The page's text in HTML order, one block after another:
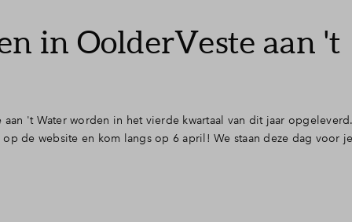
in OolderVeste aan 't
't Water worden in het vierde kwartaal van dit jaar
de website en kom langs op 6 april! We staan deze dag voor